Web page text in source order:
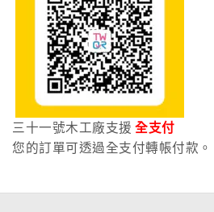
三十一號木工廠支援 全支付
您的訂單可透過全支付轉帳付款。